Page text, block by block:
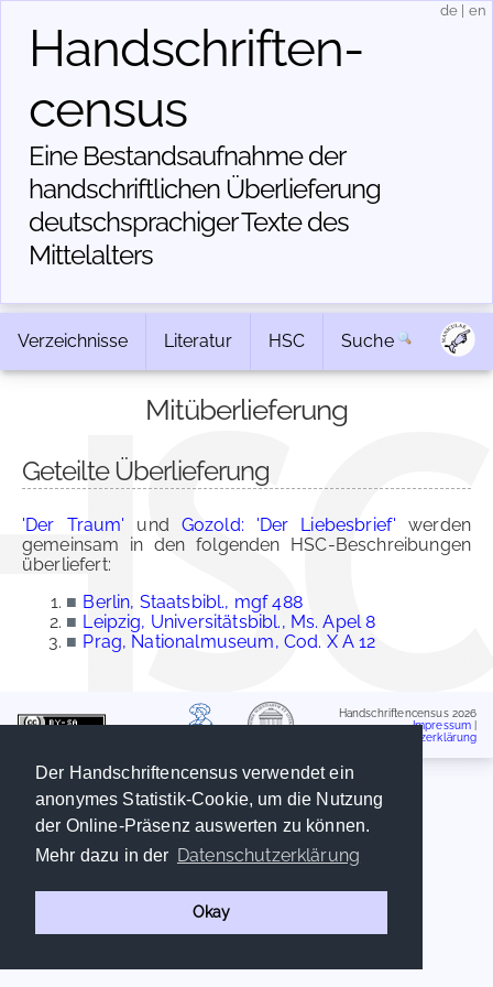
Der Handschriftencensus verwendet ein
anonymes Statistik-Cookie, um die Nutzung
der Online-Präsenz auswerten zu können.
Mehr dazu in der Datenschutzerklärung
Okay
Handschriften­
census
Eine Bestandsaufnahme der
handschriftlichen Über­lieferung
deutschsprachiger Texte des
Mittelalters
de en
Verzeichnisse Literatur HSC Suche
Mitüberlieferung
Geteilte Überlieferung
'Der Traum' und Gozold: 'Der Liebesbrief' werden
gemeinsam in den folgenden HSC-Beschreibungen
überliefert:
■ Berlin, Staatsbibl., mgf 488
■ Leipzig, Universitätsbibl., Ms. Apel 8
■ Prag, Nationalmuseum, Cod. X A 12
Handschriftencensus 2026
Impressum
Datenschutzerklärung